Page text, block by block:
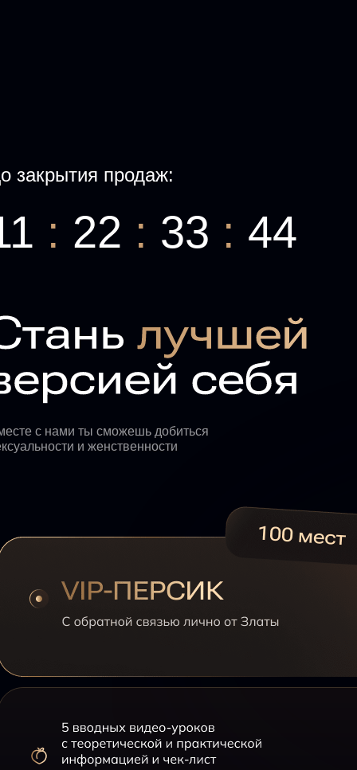
закрытия продаж:
с нами ты сможешь добиться
и женственности
: 22 : 33 : 44